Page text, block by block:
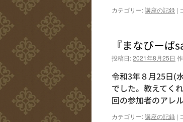
カテゴリー:講座の記録 |
シ
『まなびー
投稿日:2021年8月25日
令和3年８月25日(
でした。教えてく
回の参加者のアレ
カテゴリー:講座の記録 |